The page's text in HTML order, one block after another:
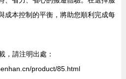
成本控制的平衡，將助您順利完成每
，請注明出處：
product/85.html